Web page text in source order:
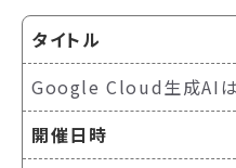
タイトル
Google Cloud生成AIは
開催日時